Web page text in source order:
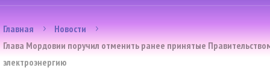
Главная
Новости
Глава Мордовии поручил отменить ранее принятые
электроэнергию